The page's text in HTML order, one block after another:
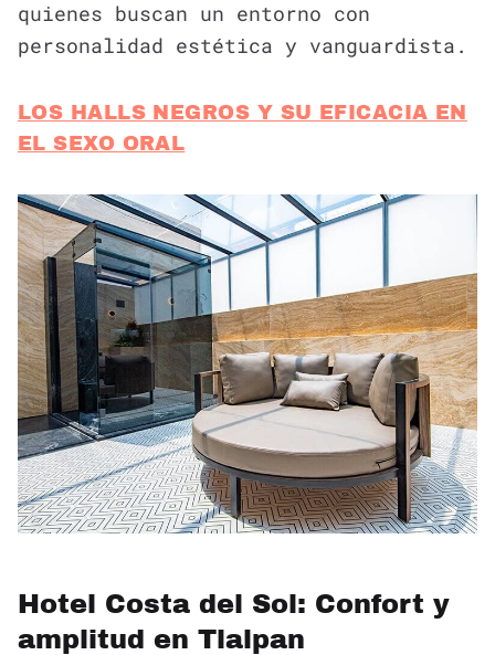
quienes buscan un entorno con
personalidad estética y vanguardista.
LOS HALLS NEGROS Y SU EFICACIA EN
EL SEXO ORAL
Hotel Costa del Sol: Confort y
amplitud en Tlalpan